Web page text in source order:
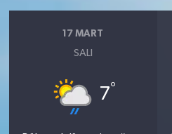
17 MART
SALI
7°